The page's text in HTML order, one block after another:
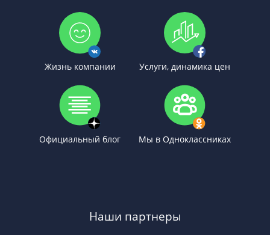
Жизнь компании Услуги, динамика цен
Официальный блог Мы в Одноклассниках
Наши партнеры